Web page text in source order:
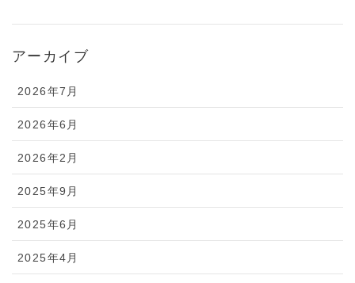
アーカイブ
2026年7月
2026年6月
2026年2月
2025年9月
2025年6月
2025年4月